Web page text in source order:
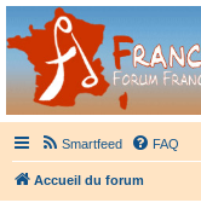
France
Didgeridoo et Guimbarde sur
Smartfeed FAQ
Accueil du forum